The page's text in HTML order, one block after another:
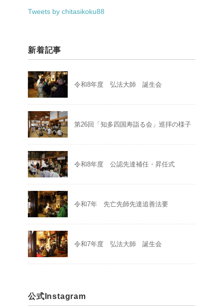
Tweets by chitasikoku88
新着記事
令和8年度 弘法大師 誕生会
第26回「知多四国寿詣る会」巡拝の様子
令和8年度 公認先達補任・昇任式
令和7年 先亡先師先達追善法要
令和7年度 弘法大師 誕生会
公式Instagram